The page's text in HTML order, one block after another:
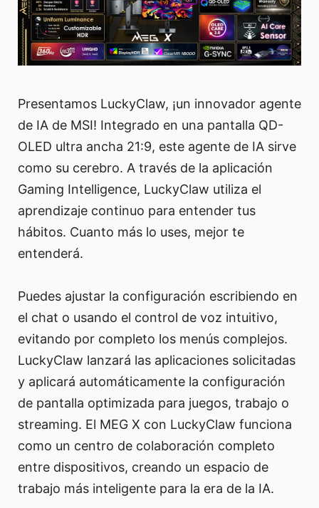
Presentamos LuckyClaw, ¡un innovador agente
de IA de MSI! Integrado en una pantalla QD-
OLED ultra ancha 21:9, este agente de IA sirve
como su cerebro. A través de la aplicación
Gaming Intelligence, LuckyClaw utiliza el
aprendizaje continuo para entender tus
hábitos. Cuanto más lo uses, mejor te
entenderá.
Puedes ajustar la configuración escribiendo en
el chat o usando el control de voz intuitivo,
evitando por completo los menús complejos.
LuckyClaw lanzará las aplicaciones solicitadas
y aplicará automáticamente la configuración
de pantalla optimizada para juegos, trabajo o
streaming. El MEG X con LuckyClaw funciona
como un centro de colaboración completo
entre dispositivos, creando un espacio de
trabajo más inteligente para la era de la IA.